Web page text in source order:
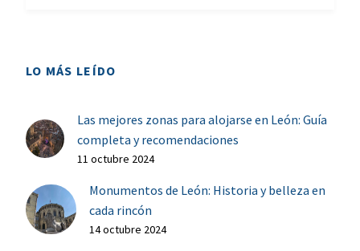
LO MÁS LEÍDO
Las mejores zonas para alojarse en León: Guía
completa y recomendaciones
11 octubre 2024
Monumentos de León: Historia y belleza en
cada rincón
14 octubre 2024